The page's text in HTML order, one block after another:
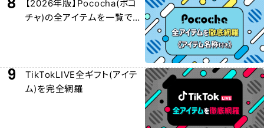
【2026年版】Pococha(ポコ
チャ)の全アイテムを一覧でわ
9
TikTokLIVE全ギフト(アイテ
ム)を完全網羅